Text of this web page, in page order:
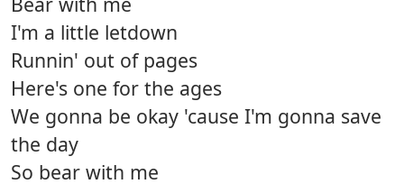
I'm a little letdown
Runnin' out of pages
Here's one for the ages
We gonna be okay 'cause I'm gonna save
the day
So bear with me